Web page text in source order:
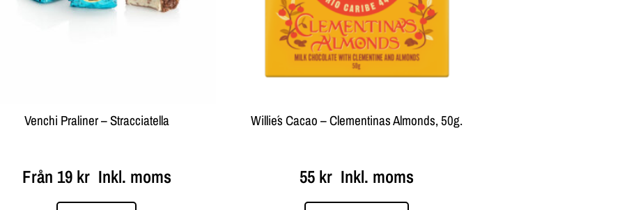
Venchi Praliner – Stracciatella
Från 19 krInkl. moms
Willie´s Cacao – Clementinas Almonds, 50g.
55 kr Inkl. moms